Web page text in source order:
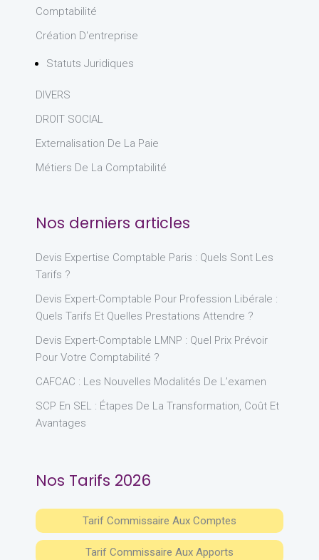
Comptabilité
Création D'entreprise
Statuts Juridiques
DIVERS
DROIT SOCIAL
Externalisation De La Paie
Métiers De La Comptabilité
Nos derniers articles
Devis Expertise Comptable Paris : Quels Sont Les
Tarifs ?
Devis Expert-Comptable Pour Profession Libérale :
Quels Tarifs Et Quelles Prestations Attendre ?
Devis Expert-Comptable LMNP : Quel Prix Prévoir
Pour Votre Comptabilité ?
CAFCAC : Les Nouvelles Modalités De L’examen
SCP En SEL : Étapes De La Transformation, Coût Et
Avantages
Nos Tarifs 2026
Tarif Commissaire Aux Comptes
Tarif Commissaire Aux Apports